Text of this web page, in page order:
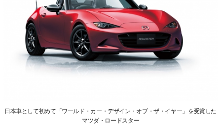
日本車として初めて「ワールド・カー・デザイン・オブ・ザ・イヤー」を受賞した
マツダ・ロードスター